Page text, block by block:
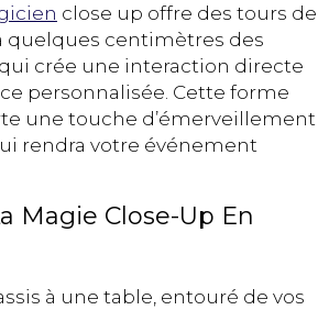
close up offre des tours de
quelques centimètres des
crée une interaction directe
personnalisée. Cette forme
une touche d’émerveillement
rendra votre événement
Magie Close-Up En
à une table, entouré de vos